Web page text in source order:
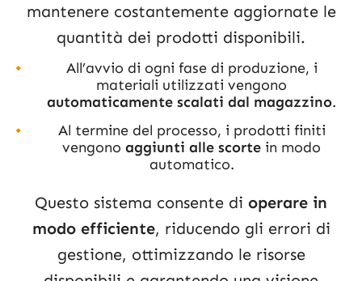
mantenere costantemente aggiornate le
quantità dei prodotti disponibili.
All’avvio di ogni fase di produzione, i
materiali utilizzati vengono
automaticamente scalati dal magazzino.
Al termine del processo, i prodotti finiti
vengono aggiunti alle scorte in modo
automatico.
Questo sistema consente di operare in
modo efficiente, riducendo gli errori di
gestione, ottimizzando le risorse